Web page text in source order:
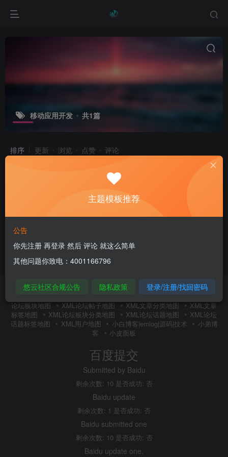
移动应用开发 共1篇
排序 更新 浏览 点赞 评论
探寻低代码开发：开启数字化转型新捷
产品介绍 品牌故事
友链申请 内搜百度(内推) 免责声明 广告合作
关于我们
论坛板块地图
XML论坛帖子地图 XML文章分类地图
XML文章
标签地图
XML论坛板块分类地图 XML论坛话题地图
XML论坛
话题标签地图
XML用户地图 小白博客|emlog|源码|技术
小弟博
客
小皮面板
百度提交
Submitted by Baidu
剩余次数: 10 是否成功: 否
Baidu update
剩余次数: 1 是否成功: 否
Baidu submitted one
剩余次数: 10 是否成功: 否
Baidu update one.
主题模板推荐
公告
你先注册 再登录 然后 评论 就这么简单
其他问题你致电：4001166796
悠云社区合规公告 隐私政策 登录/注册/找回密码